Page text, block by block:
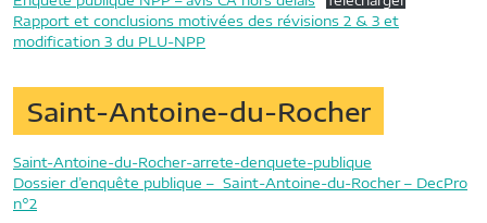
Rapport et conclusions motivées des révisions 2 & 3 et
modification 3 du PLU-NPP
Saint-Antoine-du-Rocher
Saint-Antoine-du-Rocher-arrete-denquete-publique
Dossier d’enquête publique – Saint-Antoine-du-Rocher – DecPro
n°2